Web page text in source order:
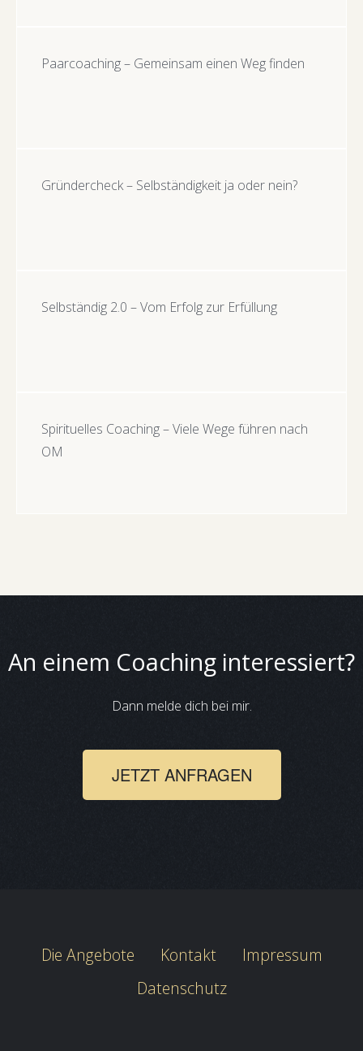
Paarcoaching – Gemeinsam einen Weg finden
Gründercheck – Selbständigkeit ja oder nein?
Selbständig 2.0 – Vom Erfolg zur Erfüllung
Spirituelles Coaching – Viele Wege führen nach
OM
An einem Coaching interessiert?
Dann melde dich bei mir.
JETZT ANFRAGEN
Die Angebote Kontakt
Impressum
Datenschutz